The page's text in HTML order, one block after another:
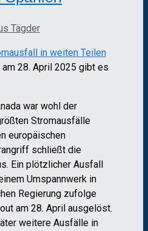
Tägder
in weiten Teilen
am 28. April 2025 gibt es
war wohl der
Stromausfälle
europäischen
schließt die
Ein plötzlicher Ausfall
Umspannwerk in
Regierung zufolge
am 28. April ausgelöst.
weitere Ausfälle in